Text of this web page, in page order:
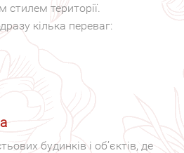
території.
кілька переваг:
будинків і об’єктів, де